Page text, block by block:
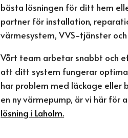
bästa lösningen för ditt hem
partner för installation,
värmesystem, VVS-tjänster
Vårt team arbetar snabbt och
att ditt system fungerar
har problem med läckage eller
en ny värmepump, är vi här för
lösning i Laholm.